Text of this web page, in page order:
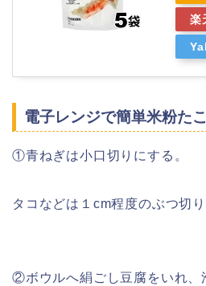
楽
電子レンジで簡単米粉た
①青ねぎは小口切りにする。
タコなどは１cm程度のぶつ切り
②ボウルへ絹ごし豆腐をいれ、